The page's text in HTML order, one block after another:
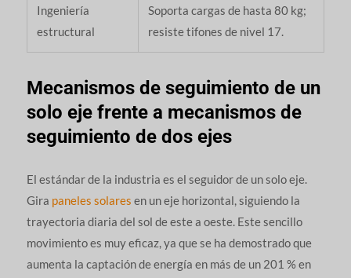
Ingeniería
estructural
Soporta cargas de hasta 80 kg;
resiste tifones de nivel 17.
Mecanismos de seguimiento de un
solo eje frente a mecanismos de
seguimiento de dos ejes
El estándar de la industria es el seguidor de un solo eje.
Gira paneles solares en un eje horizontal, siguiendo la
trayectoria diaria del sol de este a oeste. Este sencillo
movimiento es muy eficaz, ya que se ha demostrado que
aumenta la captación de energía en más de un 201 % en